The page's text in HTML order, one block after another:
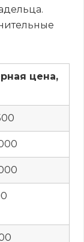
цена,